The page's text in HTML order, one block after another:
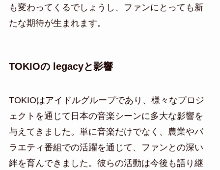
も変わってくるでしょうし、ファンにとっても新
たな期待が生まれます。
TOKIOの legacyと影響
TOKIOはアイドルグループであり、様々なプロジ
ェクトを通じて日本の音楽シーンに多大な影響を
与えてきました。単に音楽だけでなく、農業やバ
ラエティ番組での活躍を通じて、ファンとの深い
絆を育んできました。彼らの活動は今後も語り継